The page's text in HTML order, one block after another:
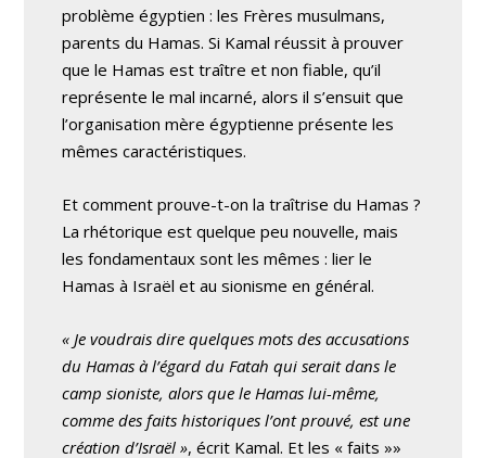
problème égyptien : les Frères musulmans,
parents du Hamas. Si Kamal réussit à prouver
que le Hamas est traître et non fiable, qu’il
représente le mal incarné, alors il s’ensuit que
l’organisation mère égyptienne présente les
mêmes caractéristiques.
Et comment prouve-t-on la traîtrise du Hamas ?
La rhétorique est quelque peu nouvelle, mais
les fondamentaux sont les mêmes : lier le
Hamas à Israël et au sionisme en général.
« Je voudrais dire quelques mots des accusations
du Hamas à l’égard du Fatah qui serait dans le
camp sioniste, alors que le Hamas lui-même,
comme des faits historiques l’ont prouvé, est une
création d’Israël », écrit Kamal. Et les « faits »»